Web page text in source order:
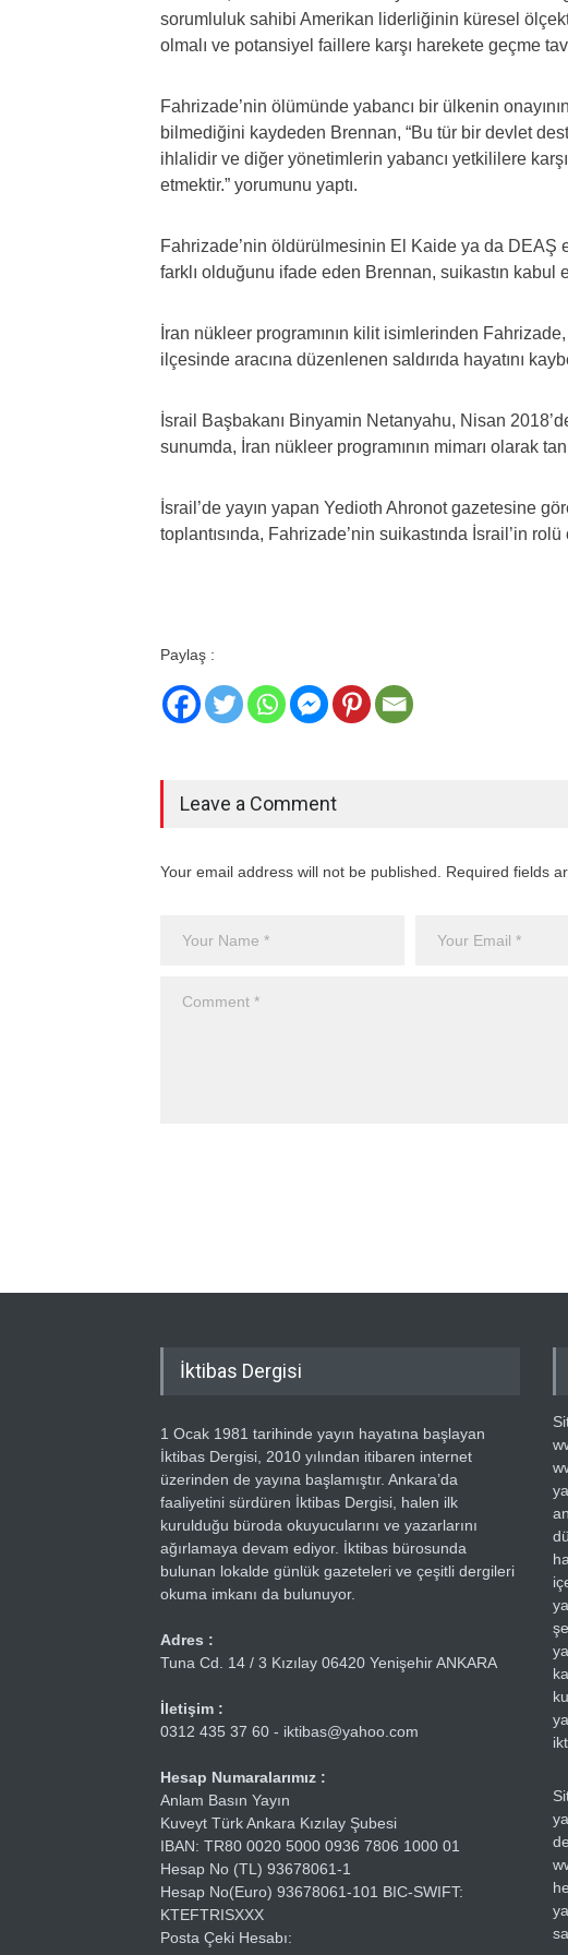
sorumluluk sahibi Amerikan liderliğinin küresel
olmalı ve potansiyel faillere karşı harekete geçme
Fahrizade’nin ölümünde yabancı bir ülkenin
bilmediğini kaydeden Brennan, “Bu tür bir devlet
ihlalidir ve diğer yönetimlerin yabancı yetkililere
etmektir.” yorumunu yaptı.
Fahrizade’nin öldürülmesinin El Kaide ya da DEAŞ
farklı olduğunu ifade eden Brennan, suikastın kabul
İran nükleer programının kilit isimlerinden
ilçesinde aracına düzenlenen saldırıda hayatını
İsrail Başbakanı Binyamin Netanyahu, Nisan
sunumda, İran nükleer programının mimarı olarak
İsrail’de yayın yapan Yedioth Ahronot gazetesine
toplantısında, Fahrizade’nin suikastında İsrail’in
Paylaş :
Leave a Comment
Your email address will not be published. Required fields
İktibas Dergisi
1 Ocak 1981 tarihinde yayın hayatına başlayan
İktibas Dergisi, 2010 yılından itibaren internet
üzerinden de yayına başlamıştır. Ankara’da
faaliyetini sürdüren İktibas Dergisi, halen ilk
kurulduğu büroda okuyucularını ve yazarlarını
ağırlamaya devam ediyor. İktibas bürosunda
bulunan lokalde günlük gazeteleri ve çeşitli dergileri
okuma imkanı da bulunuyor.
Adres :
Tuna Cd. 14 / 3 Kızılay 06420 Yenişehir ANKARA
İletişim :
0312 435 37 60 - iktibas@yahoo.com
Hesap Numaralarımız :
Anlam Basın Yayın
Kuveyt Türk Ankara Kızılay Şubesi
IBAN: TR80 0020 5000 0936 7806 1000 01
Hesap No (TL) 93678061-1
Hesap No(Euro) 93678061-101 BIC-SWIFT:
KTEFTRISXXX
Posta Çeki Hesabı: